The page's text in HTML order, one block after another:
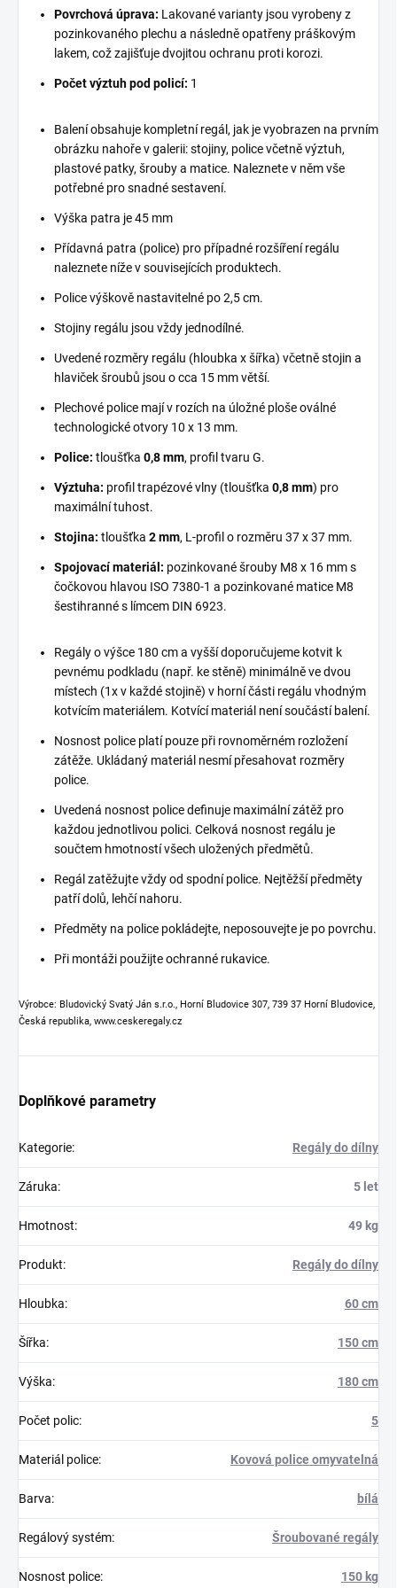
Povrchová úprava: Lakované varianty jsou vyrobeny z
pozinkovaného plechu a následně opatřeny práškovým
lakem, což zajišťuje dvojitou ochranu proti korozi.
Počet výztuh pod policí: 1
Balení obsahuje kompletní regál, jak je vyobrazen na prvním
obrázku nahoře v galerii: stojiny, police včetně výztuh,
plastové patky, šrouby a matice. Naleznete v něm vše
potřebné pro snadné sestavení.
Výška patra je 45 mm
Přídavná patra (police) pro případné rozšíření regálu
naleznete níže v souvisejících produktech.
Police výškově nastavitelné po 2,5 cm.
Stojiny regálu jsou vždy jednodílné.
Uvedené rozměry regálu (hloubka x šířka) včetně stojin a
hlaviček šroubů jsou o cca 15 mm větší.
Plechové police mají v rozích na úložné ploše oválné
technologické otvory 10 x 13 mm.
Police: tloušťka 0,8 mm, profil tvaru G.
Výztuha: profil trapézové vlny (tloušťka 0,8 mm) pro
maximální tuhost.
Stojina: tloušťka 2 mm, L-profil o rozměru 37 x 37 mm.
Spojovací materiál: pozinkované šrouby M8 x 16 mm s
čočkovou hlavou ISO 7380-1 a pozinkované matice M8
šestihranné s límcem DIN 6923.
Regály o výšce 180 cm a vyšší doporučujeme kotvit k
pevnému podkladu (např. ke stěně) minimálně ve dvou
místech (1x v každé stojině) v horní části regálu vhodným
kotvícím materiálem. Kotvící materiál není součástí balení.
Nosnost police platí pouze při rovnoměrném rozložení
zátěže. Ukládaný materiál nesmí přesahovat rozměry
police.
Uvedená nosnost police definuje maximální zátěž pro
každou jednotlivou polici. Celková nosnost regálu je
součtem hmotností všech uložených předmětů.
Regál zatěžujte vždy od spodní police. Nejtěžší předměty
patří dolů, lehčí nahoru.
Předměty na police pokládejte, neposouvejte je po povrchu.
Při montáži použijte ochranné rukavice.
Výrobce: Bludovický Svatý Ján s.r.o., Horní Bludovice 307, 739 37 Horní Bludovice,
Česká republika, www.ceskeregaly.cz
Doplňkové parametry
Kategorie: Regály do dílny
Záruka: 5 let
Hmotnost: 49 kg
Produkt: Regály do dílny
Hloubka: 60 cm
Šířka: 150 cm
Výška: 180 cm
Počet polic: 5
Materiál police: Kovová police omyvatelná
Barva: bílá
Regálový systém: Šroubované regály
Nosnost police: 150 kg